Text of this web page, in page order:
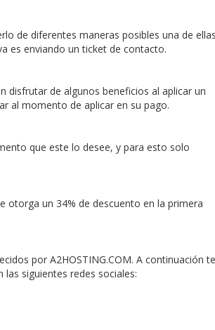
de diferentes maneras posibles una de ellas
es enviando un ticket de contacto.
disfrutar de algunos beneficios al aplicar un
al momento de aplicar en su pago.
que este lo desee, y para esto solo
otorga un 34% de descuento en la primera
por A2HOSTING.COM. A continuación te
siguientes redes sociales: